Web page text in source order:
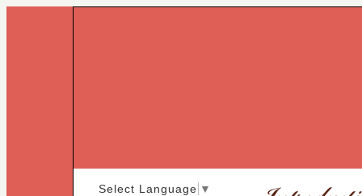
Select Language ▼